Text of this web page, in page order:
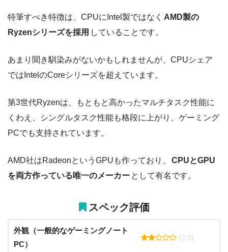
特筆すべき特徴は、CPUにIntel製ではなく AMD製の
Ryzenシリーズを採用 していることです。
あまり聞き馴染みがないかもしれませんが、CPUシェア
ではIntelのCoreシリーズを超えています。
第3世代Ryzenは、もともと高かったマルチタスク性能に
くわえ、シングルタスク性能も格段に上がり、ゲーミング
PCでも支持されています。
AMD社はRadeonというGPUも作っており、
CPUとGPU
を両方作っている唯一のメーカー として有名です。
スペック評価
外観（一般的なゲーミングノート
PC）
(2.0)